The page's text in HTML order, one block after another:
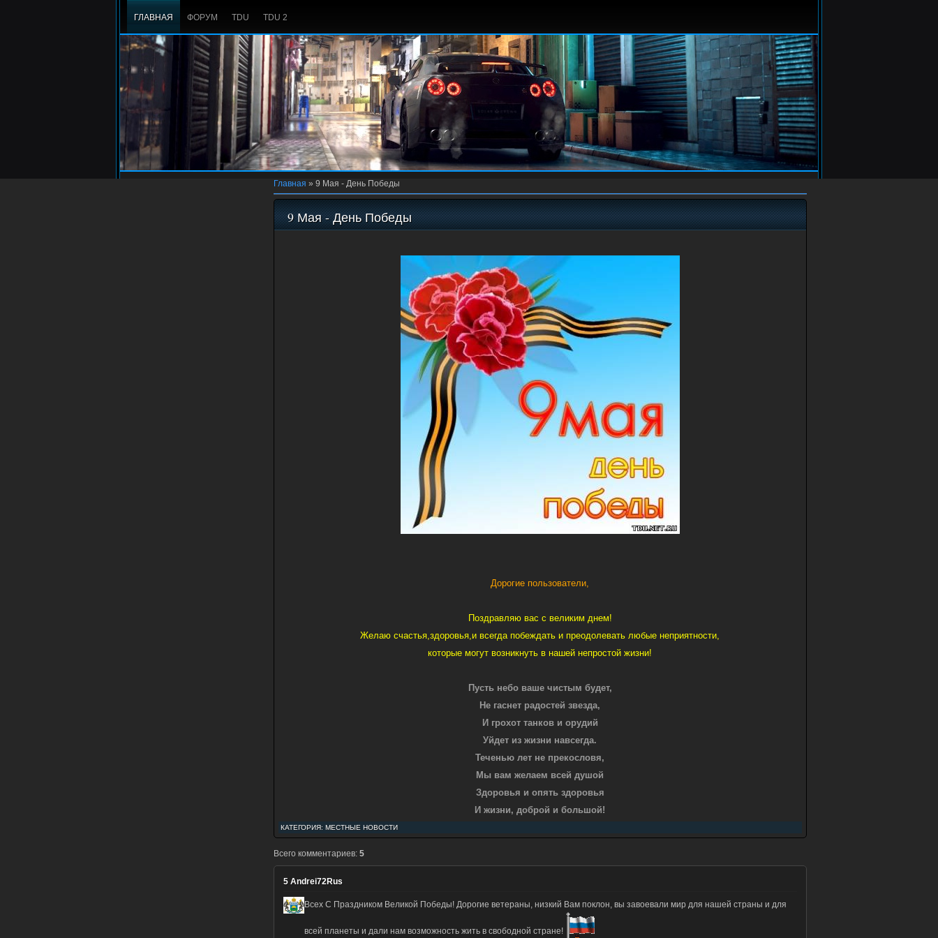
ГЛАВНАЯ ФОРУМ TDU TDU 2
Главная » 9 Мая - День Победы
9 Мая - День Победы
Дорогие пользователи,
Поздравляю вас с великим днем!
Желаю счастья,здоровья,и всегда побеждать и преодолевать любые неприятности,
которые могут возникнуть в нашей непростой жизни!
Пусть небо ваше чистым будет,
Не гаснет радостей звезда,
И грохот танков и орудий
Уйдет из жизни навсегда.
Теченью лет не прекословя,
Мы вам желаем всей душой
Здоровья и опять здоровья
И жизни, доброй и большой!
КАТЕГОРИЯ: МЕСТНЫЕ НОВОСТИ
Всего комментариев: 5
5 Andrei72Rus
Всех С Праздником Великой Победы! Дорогие ветераны, низкий Вам поклон, вы завоевали мир для нашей страны и для
всей планеты и дали нам возможность жить в свободной стране!